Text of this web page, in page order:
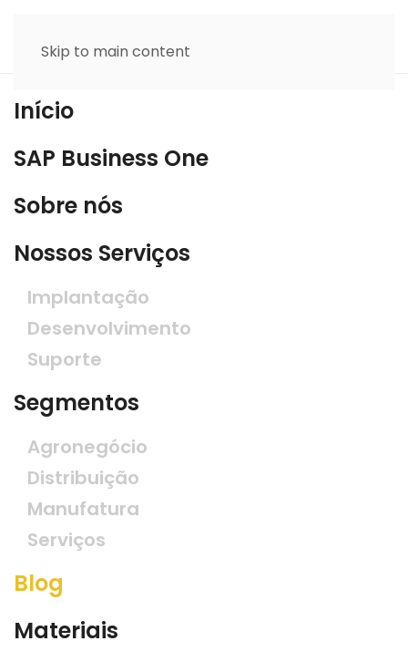
Skip to main content
Início
SAP Business One
Sobre nós
Nossos Serviços
Implantação
Desenvolvimento
Suporte
Segmentos
Agronegócio
Distribuição
Manufatura
Serviços
Blog
Materiais